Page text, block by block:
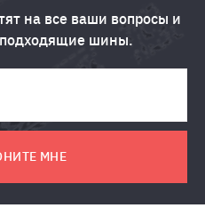
на все ваши вопросы и
подходящие шины.
МНЕ